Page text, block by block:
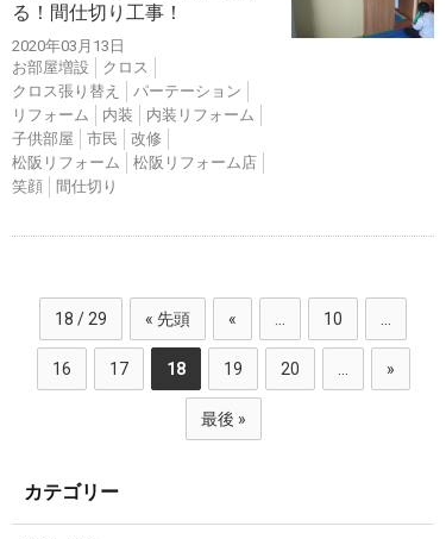
る！間仕切り工事！
2020年03月13日
お部屋増設
クロス
クロス張り替え
パーテーション
リフォーム
内装
内装リフォーム
子供部屋
市民
改修
松阪リフォーム
松阪リフォーム店
笑顔
間仕切り
18 / 29 « 先頭 « 10
16 17 18 19 20 »
最後 »
カテゴリー